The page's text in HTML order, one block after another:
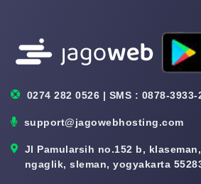
0274 282 0526 | SMS : 0878-3933-
support@jagowebhosting.com
Jl Pamularsih no.152 b,
ngaglik, sleman, yogyakarta